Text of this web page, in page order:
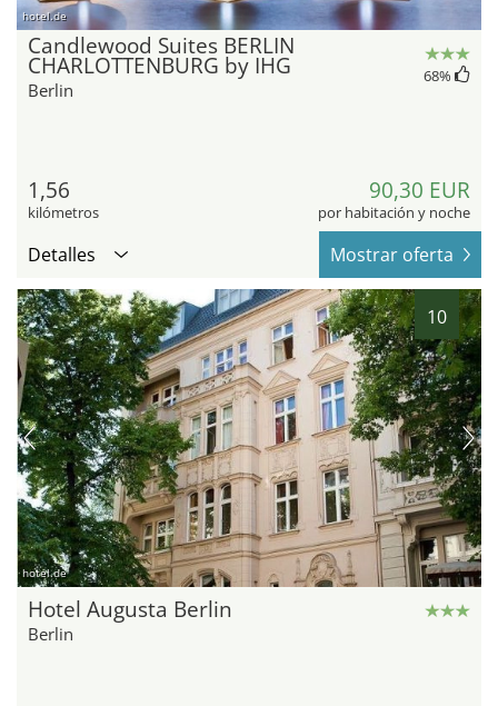
hotel.de
Candlewood Suites BERLIN
CHARLOTTENBURG by IHG
Berlin
68%
1,56
kilómetros
90,30 EUR
por habitación y noche
Detalles Mostrar oferta
10
hotel.de
Hotel Augusta Berlin
Berlin